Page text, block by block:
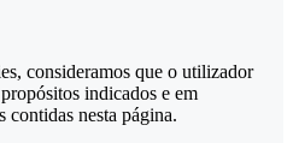
consideramos que o utilizador
indicados e em
contidas nesta página.